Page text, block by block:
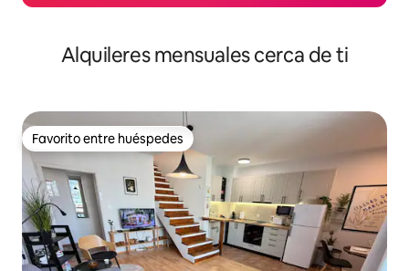
Alquileres mensuales cerca de ti
Favorito entre huéspedes
Favorito entre huéspedes